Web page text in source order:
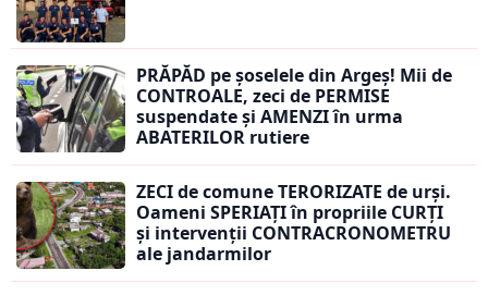
PRĂPĂD pe șoselele din Argeș! Mii de
CONTROALE, zeci de PERMISE
suspendate și AMENZI în urma
ABATERILOR rutiere
ZECI de comune TERORIZATE de urși.
Oameni SPERIAȚI în propriile CURȚI
și intervenții CONTRACRONOMETRU
ale jandarmilor